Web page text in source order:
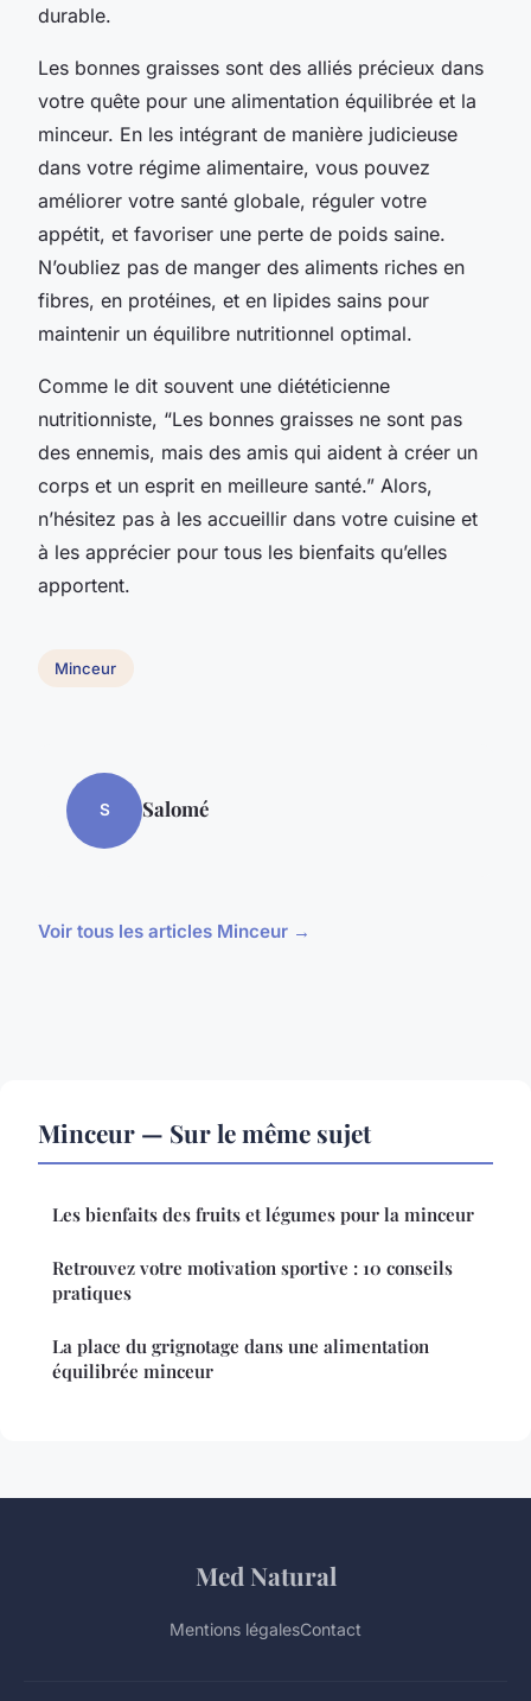
durable.
Les bonnes graisses sont des alliés précieux dans
votre quête pour une alimentation équilibrée et la
minceur. En les intégrant de manière judicieuse
dans votre régime alimentaire, vous pouvez
améliorer votre santé globale, réguler votre
appétit, et favoriser une perte de poids saine.
N’oubliez pas de manger des aliments riches en
fibres, en protéines, et en lipides sains pour
maintenir un équilibre nutritionnel optimal.
Comme le dit souvent une diététicienne
nutritionniste, “Les bonnes graisses ne sont pas
des ennemis, mais des amis qui aident à créer un
corps et un esprit en meilleure santé.” Alors,
n’hésitez pas à les accueillir dans votre cuisine et
à les apprécier pour tous les bienfaits qu’elles
apportent.
Minceur
S Salomé
Voir tous les articles Minceur →
Minceur — Sur le même sujet
Les bienfaits des fruits et légumes pour la minceur
Retrouvez votre motivation sportive : 10 conseils
pratiques
La place du grignotage dans une alimentation
équilibrée minceur
Med Natural
Mentions légalesContact